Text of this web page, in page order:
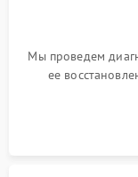
Мы проведем
ее